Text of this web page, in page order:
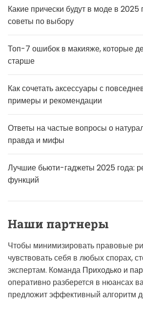
Какие прически будут в моде в 2025
советы по выбору
Топ-7 ошибок в макияже, которые
старше
Как сочетать аксессуары с
примеры и рекомендации
Ответы на частые вопросы о
правда и мифы
Лучшие бьюти-гаджеты 2025 года:
функций
Наши партнеры
Чтобы минимизировать правовые
чувствовать себя в любых спорах,
экспертам. Команда Приходько и
оперативно разберется в нюансах
предложит эффективный алгоритм